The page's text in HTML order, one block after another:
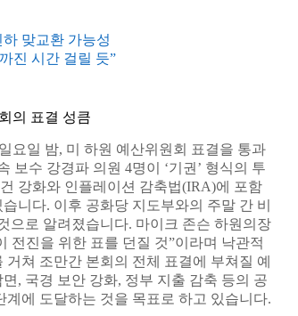
맞교환 가능성
진 시간 걸릴 듯”
의 표결 성큼
요일 밤, 미 하원 예산위원회 표결을 통과
보수 강경파 의원 4명이 ‘기권’ 형식의 투
강화와 인플레이션 감축법(IRA)에 포함
니다. 이후 공화당 지도부와의 주말 간 비
으로 알려졌습니다. 마이크 존슨 하원의장
전진을 위한 표를 던질 것”이라며 낙관적
쳐 조만간 본회의 전체 표결에 부쳐질 예
, 국경 보안 강화, 정부 지출 감축 등의 공
에 도달하는 것을 목표로 하고 있습니다.